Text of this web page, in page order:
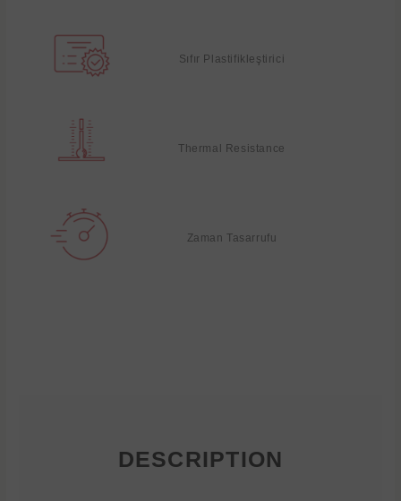
Sıfır Plastifikleştirici
Thermal Resistance
Zaman Tasarrufu
DESCRIPTION